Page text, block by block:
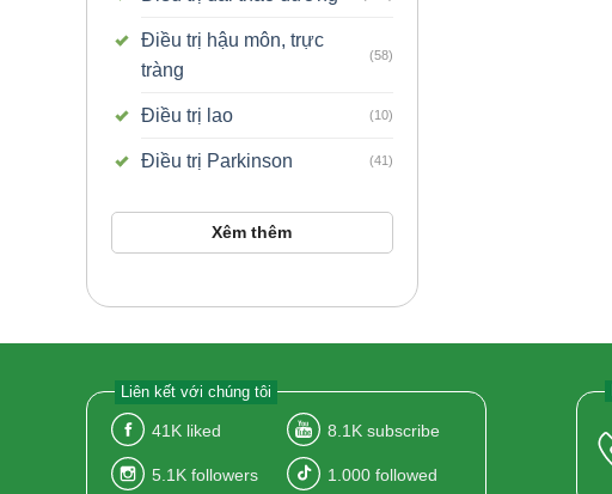
Điều trị hậu môn, trực
tràng
(58)
Điều trị lao (10)
Điều trị Parkinson (41)
Xêm thêm
Liên kết với chúng tôi
41K liked 8.1Ksubscribe
5.1K followers 1.000followed